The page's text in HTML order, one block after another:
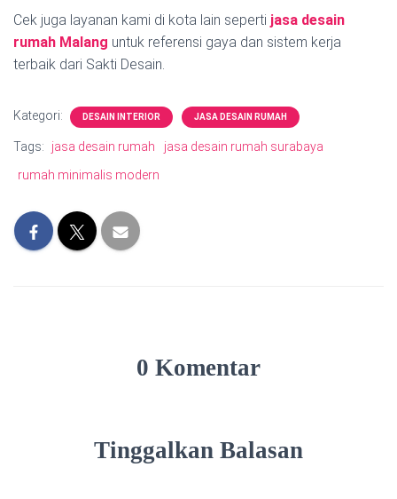
Cek juga layanan kami di kota lain seperti jasa desain
rumah Malang untuk referensi gaya dan sistem kerja
terbaik dari Sakti Desain.
Kategori: DESAIN INTERIOR JASA DESAIN RUMAH
Tags: jasa desain rumah
jasa desain rumah surabaya
rumah minimalis modern
0 Komentar
Tinggalkan Balasan